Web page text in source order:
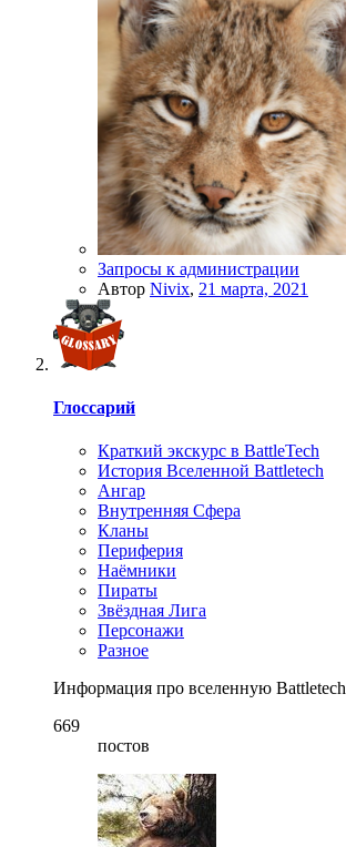
Запросы к администрации
Автор Nivix, 21 марта, 2021
Глоссарий
Краткий экскурс в BattleTech
История Вселенной Battletech
Ангар
Внутренняя Сфера
Кланы
Периферия
Наёмники
Пираты
Звёздная Лига
Персонажи
Разное
Информация про вселенную Battletech
669
постов